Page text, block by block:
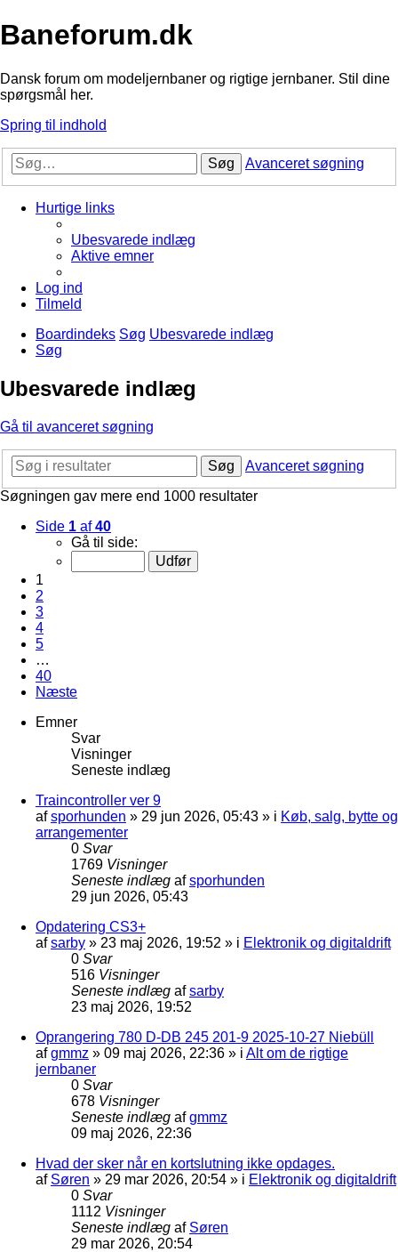
Baneforum.dk
Dansk forum om modeljernbaner og rigtige jernbaner. Stil dine
spørgsmål her.
Spring til indhold
Søg Avanceret søgning
Hurtige links
Ubesvarede indlæg
Aktive emner
Log ind
Tilmeld
Boardindeks Søg Ubesvarede indlæg
Søg
Ubesvarede indlæg
Gå til avanceret søgning
Søg
Avanceret søgning
Søgningen gav mere end 1000 resultater
Side 1 af40
Gå til side:
1
2
3
4
5
…
40
Næste
Emner
Svar
Visninger
Seneste indlæg
Traincontroller ver 9
afsporhunden » 29 jun 2026, 05:43 » i Køb, salg, bytte og
arrangementer
0 Svar
1769 Visninger
Seneste indlæg afsporhunden
29 jun 2026, 05:43
Opdatering CS3+
afsarby » 23 maj 2026, 19:52 » i Elektronik og digitaldrift
0 Svar
516 Visninger
Seneste indlæg afsarby
23 maj 2026, 19:52
Oprangering 780 D-DB 245 201-9 2025-10-27 Niebüll
afgmmz » 09 maj 2026, 22:36 » i Alt om de rigtige
jernbaner
0 Svar
678 Visninger
Seneste indlæg afgmmz
09 maj 2026, 22:36
Hvad der sker når en kortslutning ikke opdages.
af Søren » 29 mar 2026, 20:54 » i Elektronik og digitaldrift
0 Svar
1112 Visninger
Seneste indlæg af Søren
29 mar 2026, 20:54